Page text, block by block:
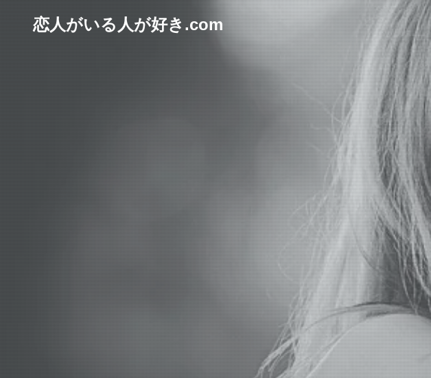
恋人がいる人が好き.com